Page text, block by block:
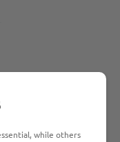
while others